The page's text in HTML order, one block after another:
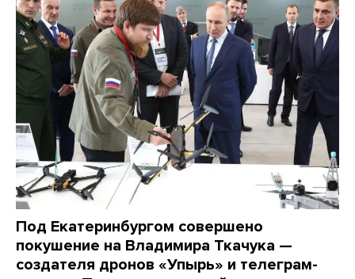
Под Екатеринбургом совершено
покушение на Владимира Ткачука —
создателя дронов «Упырь» и телеграм-